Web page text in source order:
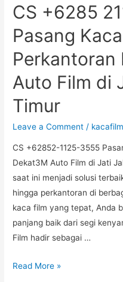
kaca
Jendela
Rumah
Ulujami
Jakarta
CS +6285
Pasang
Perkantoran
Auto Film di
Timur
Leave a Comment /
CS +62852-1125-3555
Dekat3M Auto Film di Jati
saat ini menjadi solusi
hingga perkantoran di
kaca film yang tepat, Anda
panjang baik dari segi
Film hadir sebagai …
CS
Read More »